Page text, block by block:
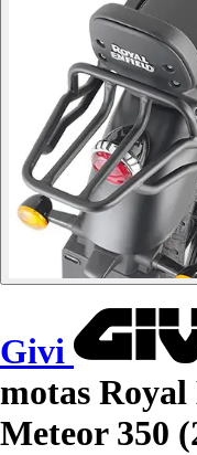
Givi
motas
Meteor 350